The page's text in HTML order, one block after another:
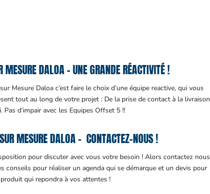
DALOA – UNE GRANDE RÉACTIVITÉ !
Mesure Daloa c’est faire le choix d’une équipe reactive, qui vous
tout au long de votre projet : De la prise de contact à la livraison
d’impair avec les Equipes Offset 5 !!
MESURE DALOA – CONTACTEZ-NOUS !
pour discuter avec vous votre besoin ! Alors contactez nous
conseils pour réaliser un agenda qui se démarque et un devis pour
qui repondra à vos attentes !